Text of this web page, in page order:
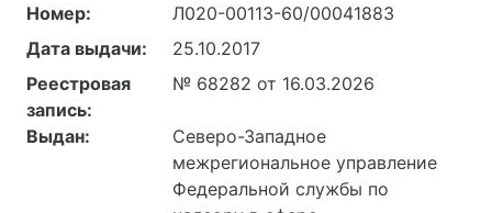
Номер:
Л020-00113-60/00041883
Дата выдачи:
25.10.2017
Реестровая
запись:
№ 68282 от 16.03.2026
Выдан:
Северо-Западное
межрегиональное управление
Федеральной службы по